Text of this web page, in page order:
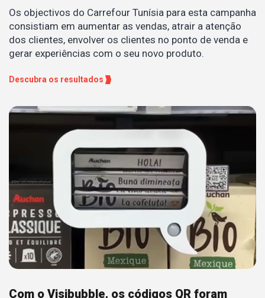
Os objectivos do Carrefour Tunísia para esta campanha
consistiam em aumentar as vendas, atrair a atenção
dos clientes, envolver os clientes no ponto de venda e
gerar experiências com o seu novo produto.
Descubra os resultados
Com o Visibubble, os códigos QR foram